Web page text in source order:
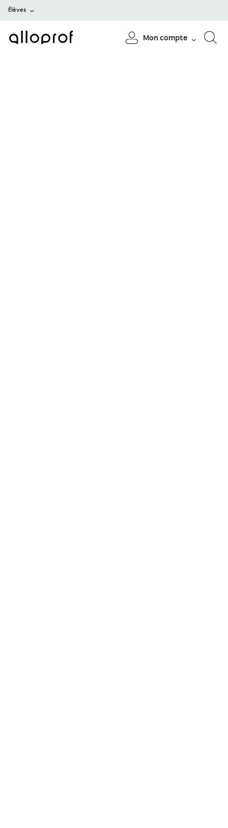
Élèves
Mon compte